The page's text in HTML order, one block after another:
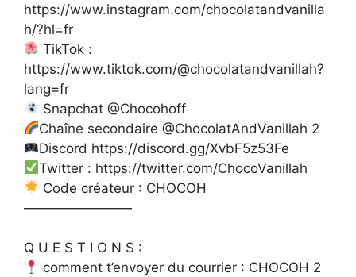
https://www.instagram.com/chocolatandvanilla
h/?hl=fr
TikTok :
https://www.tiktok.com/@chocolatandvanillah?
lang=fr
Snapchat @Chocohoff
Chaîne secondaire @ChocolatAndVanillah 2
Discord https://discord.gg/XvbF5z53Fe
Twitter : https://twitter.com/ChocoVanillah
Code créateur : CHOCOH
————————
Q U E S T I O N S :
comment t’envoyer du courrier : CHOCOH 2